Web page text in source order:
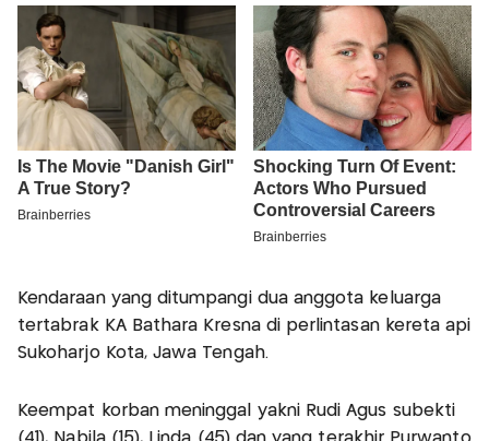
Kendaraan yang ditumpangi dua anggota keluarga
tertabrak KA Bathara Kresna di perlintasan kereta api
Sukoharjo Kota, Jawa Tengah.
Keempat korban meninggal yakni Rudi Agus subekti